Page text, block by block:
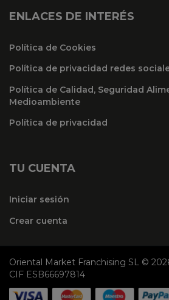
ENLACES DE INTERÉS
Política de Cookies
Política de privacidad redes
Política de Calidad, Seguridad
Medioambiente
Política de privacidad
TU CUENTA
Iniciar sesión
Crear cuenta
Oriental Market Franchising SL ©
CIF ESB66697814